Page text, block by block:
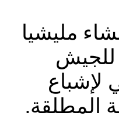
مليشيا
لإشباع
المطلقة.